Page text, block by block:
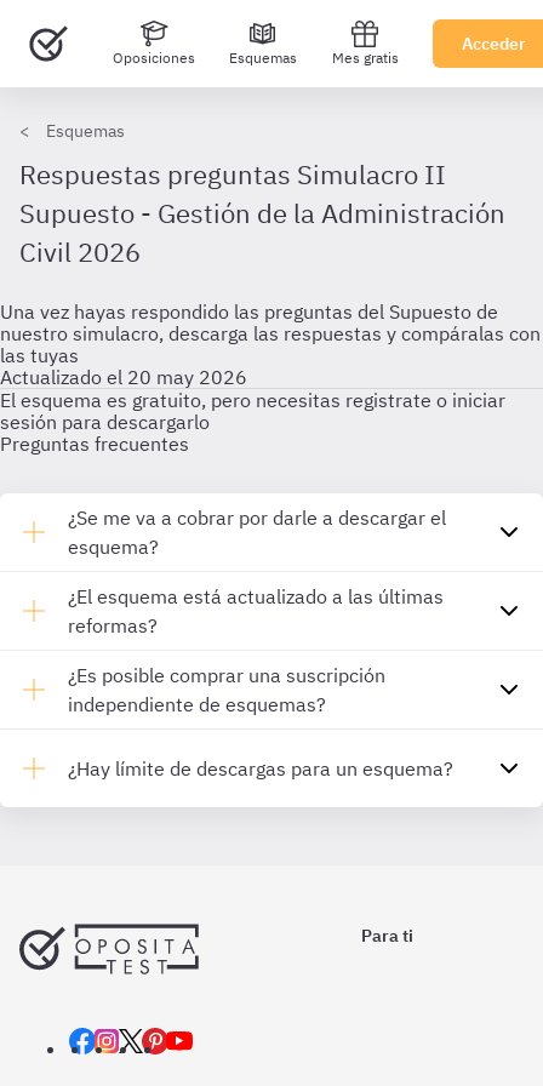
Oposiciones Esquemas Mes gratis
Acceder
Esquemas
Respuestas preguntas Simulacro II
Supuesto - Gestión de la Administración
Civil 2026
Una vez hayas respondido las preguntas del Supuesto de
nuestro simulacro, descarga las respuestas y compáralas con
las tuyas
Actualizado el 20 may 2026
El esquema es gratuito, pero necesitas registrate o iniciar
sesión para descargarlo
Preguntas frecuentes
¿Se me va a cobrar por darle a descargar el
esquema?
¿El esquema está actualizado a las últimas
reformas?
¿Es posible comprar una suscripción
independiente de esquemas?
¿Hay límite de descargas para un esquema?
Para ti